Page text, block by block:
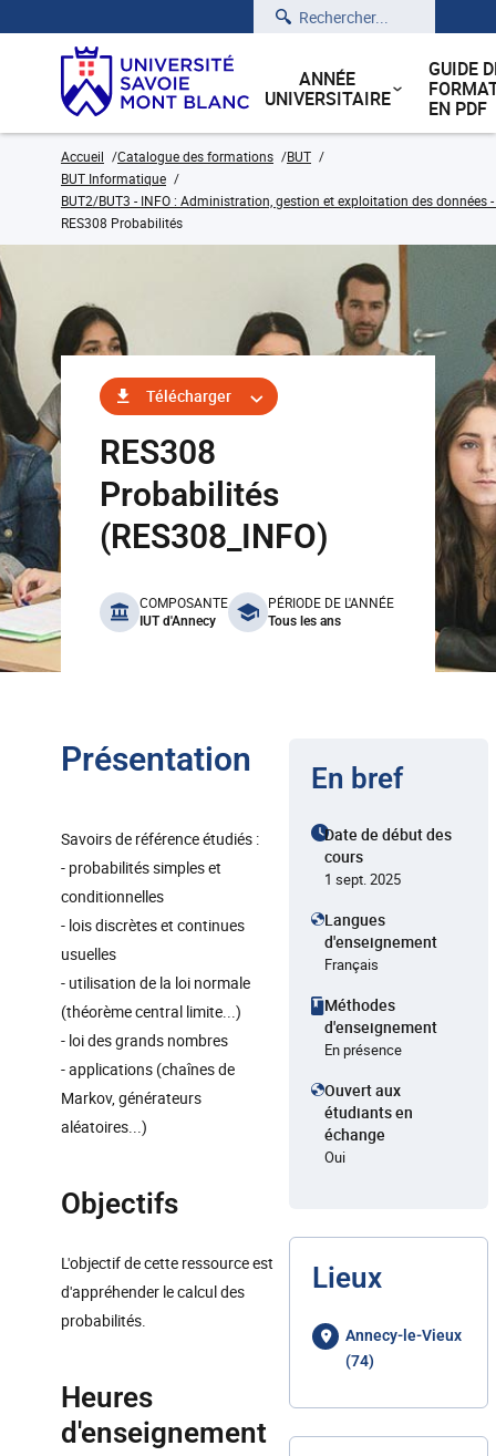
Rechercher
ANNÉE
UNIVERSITAIRE
GUIDE
EN PDF
Accueil Catalogue des formations
BUT
BUT Informatique
BUT2/BUT3 - INFO : Administration, gestion et exploitation des données
RES308 Probabilités
Télécharger
RES308
Probabilités
(RES308_INFO)
benefits
COMPOSANTE
IUT d'Annecy
PÉRIODE DE L'ANNÉE
Tous les ans
Présentation
Savoirs de référence étudiés :
- probabilités simples et
conditionnelles
- lois discrètes et continues
usuelles
- utilisation de la loi normale
(théorème central limite...)
- loi des grands nombres
- applications (chaînes de
Markov, générateurs
aléatoires...)
Objectifs
L'objectif de cette ressource est
d'appréhender le calcul des
probabilités.
Heures
d'enseignement
En bref
Date de début des
cours
1 sept. 2025
Langues
d'enseignement
Français
Méthodes
d'enseignement
En présence
Ouvert aux
étudiants en
échange
Oui
Lieux
Annecy-le-Vieux
(74)